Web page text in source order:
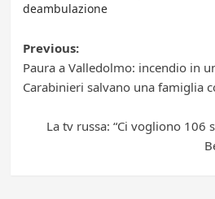
deambulazione
Post
navigation
Previous:
Paura a Valledolmo: incendio in
Carabinieri salvano una famiglia
La tv russa: “Ci vogliono 106